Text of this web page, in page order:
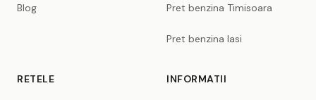
Blog Pret benzina Timisoara
Pret benzina Iasi
RETELE INFORMATII